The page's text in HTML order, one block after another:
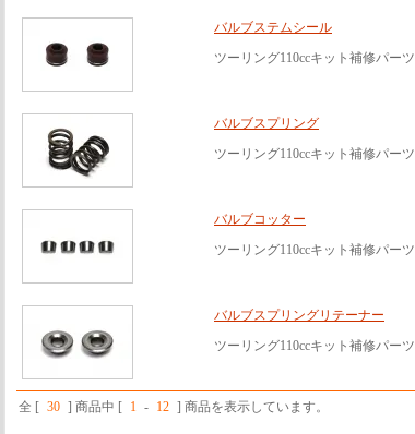
バルブステムシール
ツーリング110ccキット補修パーツ
バルブスプリング
ツーリング110ccキット補修パーツ
バルブコッター
ツーリング110ccキット補修パーツ
バルブスプリングリテーナー
ツーリング110ccキット補修パーツ
全 [ 30 ] 商品中 [ 1 - 12 ] 商品を表示しています。